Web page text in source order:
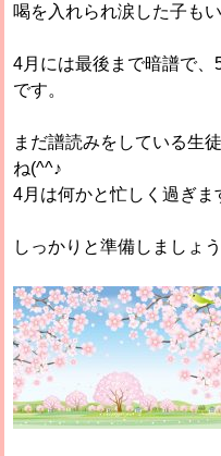
喝を入れられ涙した子もい
4月には最後まで暗譜で
です。
まだ譜読みをしている生
ね(^^♪
4月は何かと忙しく過ぎま
しっかりと準備しましょ